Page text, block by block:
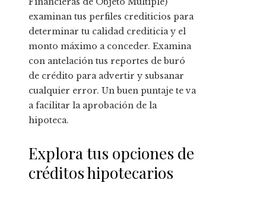
examinan tus perfiles crediticios para
determinar tu calidad crediticia y el
monto máximo a conceder. Examina
con antelación tus reportes de buró
de crédito para advertir y subsanar
cualquier error. Un buen puntaje te va
a facilitar la aprobación de la
hipoteca.
Explora tus opciones de
créditos hipotecarios